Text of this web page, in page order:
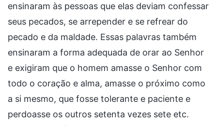
ensinaram às pessoas que elas deviam confessar
seus pecados, se arrepender e se refrear do
pecado e da maldade. Essas palavras também
ensinaram a forma adequada de orar ao Senhor
e exigiram que o homem amasse o Senhor com
todo o coração e alma, amasse o próximo como
a si mesmo, que fosse tolerante e paciente e
perdoasse os outros setenta vezes sete etc.